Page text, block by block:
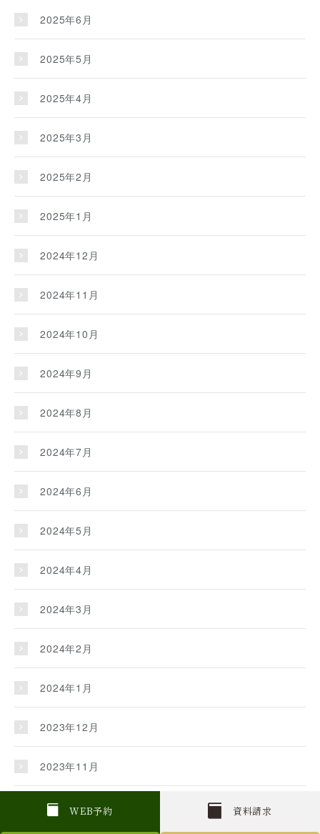
W EB予約 資料請求
2025年6月
2025年5月
2025年4月
2025年3月
2025年2月
2025年1月
2024年12月
2024年11月
2024年10月
2024年9月
2024年8月
2024年7月
2024年6月
2024年5月
2024年4月
2024年3月
2024年2月
2024年1月
2023年12月
2023年11月
2023年10月